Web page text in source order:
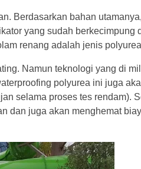
Berdasarkan bahan
yang sudah berkecimpung
renang adalah jenis
Namun teknologi yang di
polyurea ini juga
selama proses tes rendam).
dan juga akan menghemat